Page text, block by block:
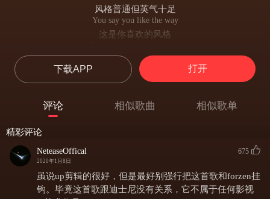
风格普通但英气十足
You say you like the way
这是你喜欢的风格
解开我的发髻
Your mind is like a treasure chest of places you have seen
你内心倒映着所见的星辰大海弥足珍贵
风华绝代的女王沉溺在你眼里
Kiss me like you'll miss me by the morning
I'm ready darling
我准备好了
下载APP 打开
评论 相似歌曲 相似歌单
精彩评论
NeteaseOffical
2020年1月8日
675
虽说up剪辑的很好，但是最好别强行把这首歌和forzen挂
钩。毕竟这首歌跟迪士尼没有关系，它不属于任何影视